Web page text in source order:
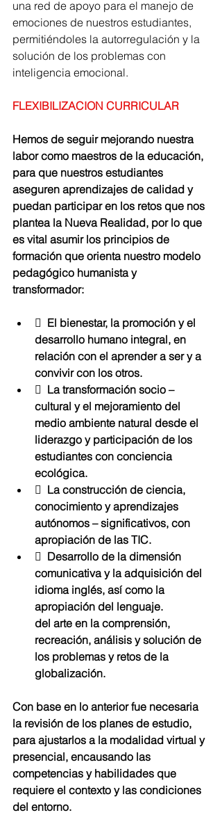
una red de apoyo para el manejo de
emociones de nuestros estudiantes,
permitiéndoles la autorregulación y la
solución de los problemas con
inteligencia emocional.
FLEXIBILIZACION CURRICULAR
Hemos de seguir mejorando nuestra
labor como maestros de la educación,
para que nuestros estudiantes
aseguren aprendizajes de calidad y
puedan participar en los retos que nos
plantea la Nueva Realidad, por lo que
es vital asumir los principios de
formación que orienta nuestro modelo
pedagógico humanista y
transformador:
  El bienestar, la promoción y el
desarrollo humano integral, en
relación con el aprender a ser y a
convivir con los otros.
  La transformación socio –
cultural y el mejoramiento del
medio ambiente natural desde el
liderazgo y participación de los
estudiantes con conciencia
ecológica.
  La construcción de ciencia,
conocimiento y aprendizajes
autónomos – significativos, con
apropiación de las TIC.
  Desarrollo de la dimensión
comunicativa y la adquisición del
idioma inglés, así como la
apropiación del lenguaje.
del arte en la comprensión,
recreación, análisis y solución de
los problemas y retos de la
globalización.
Con base en lo anterior fue necesaria
la revisión de los planes de estudio,
para ajustarlos a la modalidad virtual y
presencial, encausando las
competencias y habilidades que
requiere el contexto y las condiciones
del entorno.